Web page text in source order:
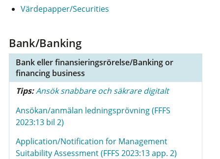
Värdepapper/Securities
Bank/Banking
Bank eller finansieringsrörelse/Banking or
financing business
Tips:Ansök snabbare och säkrare digitalt
Ansökan/anmälan ledningsprövning (FFFS
2023:13 bil 2)
Application/Notification for Management
Suitability Assessment (FFFS 2023:13 app. 2)